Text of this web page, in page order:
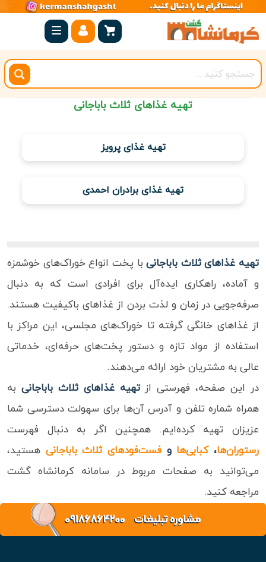
صفحه
اصلی
کرمانشاه
هدف
ویژه
درباره
ما
تهیه غذاهای ثلاث باباجانی
تهیه غذای پرویز
تهیه غذای برادران احمدی
تهیه غذاهای ثلاث باباجانیبا پخت انواع خوراک‌های خوشمزه
و آماده، راهکاری ایده‌آل برای افرادی است که به دنبال
صرفه‌جویی در زمان و لذت بردن از غذاهای باکیفیت هستند.
از غذاهای خانگی گرفته تا خوراک‌های مجلسی، این مراکز با
استفاده از مواد تازه و دستور پخت‌های حرفه‌ای، خدماتی
عالی به مشتریان خود ارائه می‌دهند.
در این صفحه، فهرستی ازتهیه غذاهای ثلاث باباجانی به
همراه شماره تلفن و آدرس آن‌ها برای سهولت دسترسی شما
عزیزان تهیه کرده‌ایم. همچنین اگر به دنبال فهرست
رستوران‌ها،کبابی‌ها و فست‌فودهای ثلاث باباجانی هستید،
می‌توانید به صفحات مربوط در سامانه کرمانشاه گشت
مراجعه کنید.